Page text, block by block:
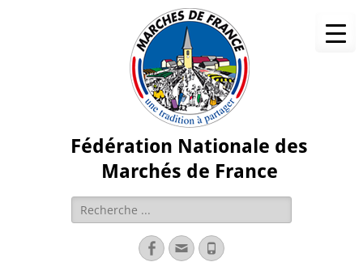
Fédération Nationale des
Marchés de France